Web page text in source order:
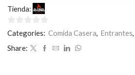
Tienda:
0
5
Categories: Comida Casera, Entrantes,
Share: